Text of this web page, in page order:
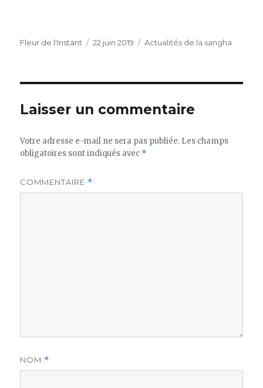
Auteur
Fleur de l'Instant
Publié
22 juin 2019 Catégories
Actualités de la sangha
Laisser un commentaire
Votre adresse e-mail ne sera pas publiée. Les champs
obligatoires sont indiqués avec *
COMMENTAIRE *
NOM *